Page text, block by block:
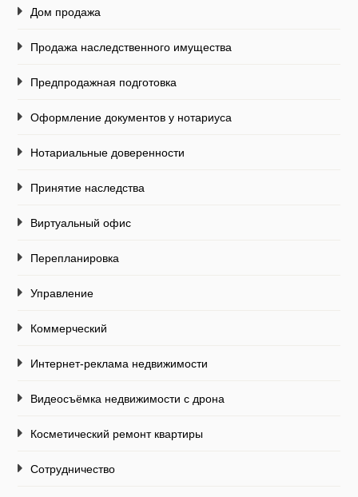
Дом продажа
Продажа наследственного имущества
Предпродажная подготовка
Оформление документов у нотариуса
Нотариальные доверенности
Принятие наследства
Виртуальный офис
Перепланировка
Управление
Коммерческий
Интернет-реклама недвижимости
Видеосъёмка недвижимости с дрона
Косметический ремонт квартиры
Сотрудничество